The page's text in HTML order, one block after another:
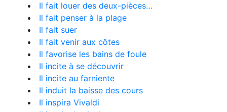
Il fait louer des deux-pièces…
Il fait penser à la plage
Il fait suer
Il fait venir aux côtes
Il favorise les bains de foule
Il incite à se découvrir
Il incite au farniente
Il induit la baisse des cours
Il inspira Vivaldi